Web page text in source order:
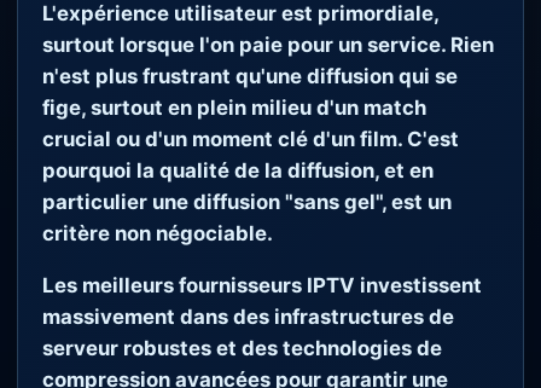
L'expérience utilisateur est primordiale,
surtout lorsque l'on paie pour un service. Rien
n'est plus frustrant qu'une diffusion qui se
fige, surtout en plein milieu d'un match
crucial ou d'un moment clé d'un film. C'est
pourquoi la qualité de la diffusion, et en
particulier une diffusion "sans gel", est un
critère non négociable.
Les meilleurs fournisseurs IPTV investissent
massivement dans des infrastructures de
serveur robustes et des technologies de
compression avancées pour garantir une